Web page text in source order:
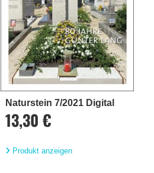
Naturstein 7/2021 Digital
13,30 €
Produkt anzeigen